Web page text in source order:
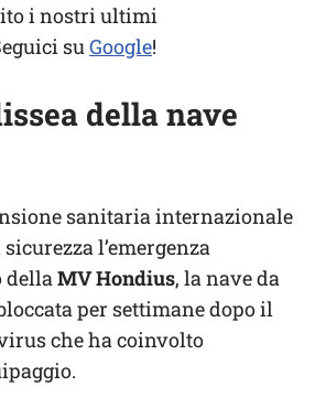
i nostri ultimi
su Google!
della nave
sanitaria internazionale
l’emergenza
della MV Hondius, la nave da
per settimane dopo il
che ha coinvolto